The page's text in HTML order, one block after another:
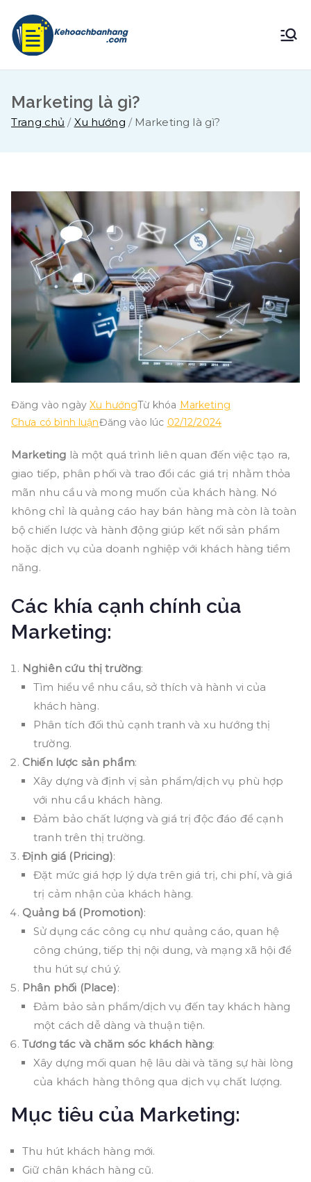
nội
Brandwall |
Digital
Business
Marketing là gì?
Trang chủ Xu hướng Marketing là gì?
Đăng vào ngàyXu hướngTừ khóa Marketing
Chưa có bình luậntrong
là
gì?
Đăng vào lúc 02/12/2024
Marketing là một quá trình liên quan đến việc tạo ra,
giao tiếp, phân phối và trao đổi các giá trị nhằm thỏa
mãn nhu cầu và mong muốn của khách hàng. Nó
không chỉ là quảng cáo hay bán hàng mà còn là toàn
bộ chiến lược và hành động giúp kết nối sản phẩm
hoặc dịch vụ của doanh nghiệp với khách hàng tiềm
năng.
Các khía cạnh chính của
Marketing:
Nghiên cứu thị trường:
Tìm hiểu về nhu cầu, sở thích và hành vi của
khách hàng.
Phân tích đối thủ cạnh tranh và xu hướng thị
trường.
Chiến lược sản phẩm:
Xây dựng và định vị sản phẩm/dịch vụ phù hợp
với nhu cầu khách hàng.
Đảm bảo chất lượng và giá trị độc đáo để cạnh
tranh trên thị trường.
Định giá (Pricing):
Đặt mức giá hợp lý dựa trên giá trị, chi phí, và giá
trị cảm nhận của khách hàng.
Quảng bá (Promotion):
Sử dụng các công cụ như quảng cáo, quan hệ
công chúng, tiếp thị nội dung, và mạng xã hội để
thu hút sự chú ý.
Phân phối (Place):
Đảm bảo sản phẩm/dịch vụ đến tay khách hàng
một cách dễ dàng và thuận tiện.
Tương tác và chăm sóc khách hàng:
Xây dựng mối quan hệ lâu dài và tăng sự hài lòng
của khách hàng thông qua dịch vụ chất lượng.
Mục tiêu của Marketing:
Thu hút khách hàng mới.
Giữ chân khách hàng cũ.